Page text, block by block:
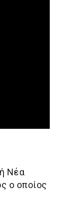
Νέα
ο οποίος